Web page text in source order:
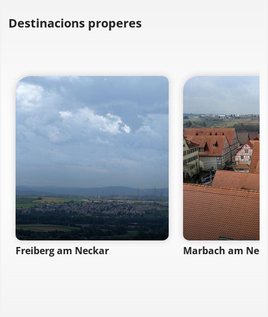
Destinacions properes
Freiberg am Neckar Marbach am